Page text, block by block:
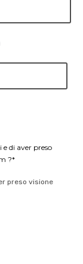
di aver preso
?*
preso visione